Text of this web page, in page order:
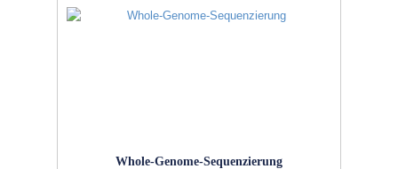
Whole-Genome-Sequenzierung